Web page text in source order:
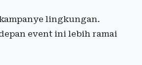
lingkungan.
event ini lebih ramai